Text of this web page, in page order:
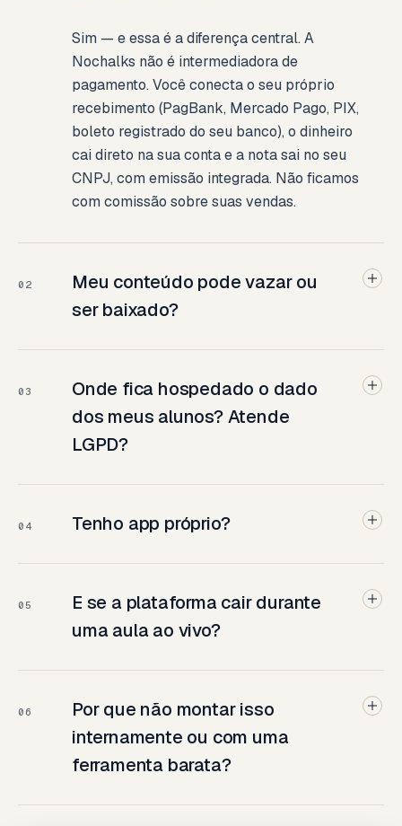
Sim — e essa é a diferença central. A
Nochalks não é intermediadora de
pagamento. Você conecta o seu próprio
recebimento (PagBank, Mercado Pago, PIX,
boleto registrado do seu banco), o dinheiro
cai direto na sua conta e a nota sai no seu
CNPJ, com emissão integrada. Não ficamos
com comissão sobre suas vendas.
02
Meu conteúdo pode vazar ou
ser baixado?
03
Onde fica hospedado o dado
dos meus alunos? Atende
LGPD?
04 Tenho app próprio?
05
E se a plataforma cair durante
uma aula ao vivo?
06
Por que não montar isso
internamente ou com uma
ferramenta barata?